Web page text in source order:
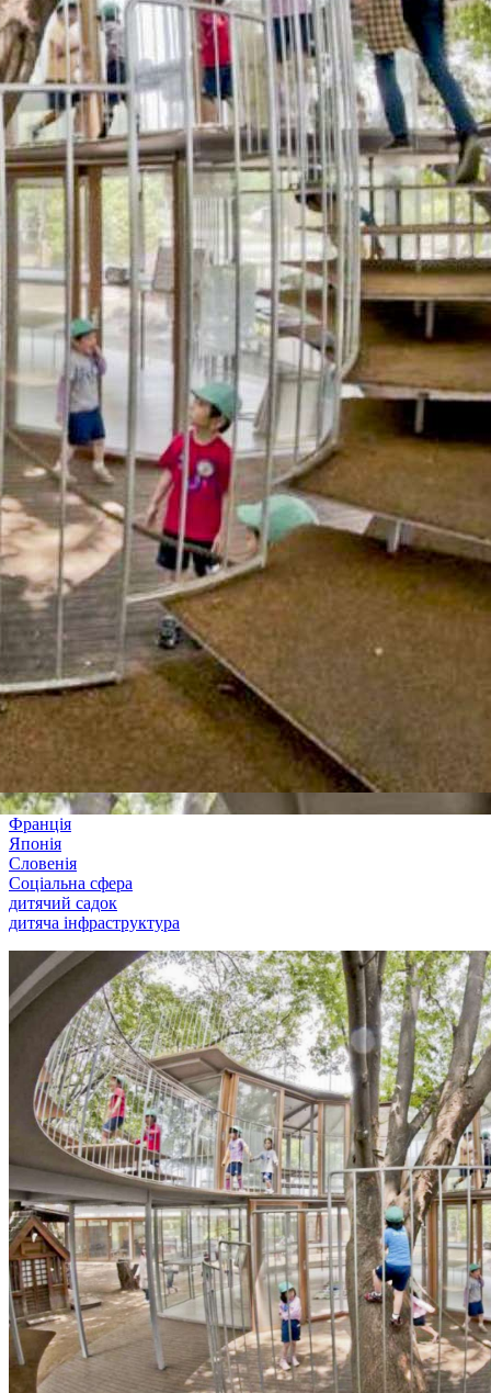
Франція
Японія
Словенія
Соціальна сфера
дитячий садок
дитяча інфраструктура